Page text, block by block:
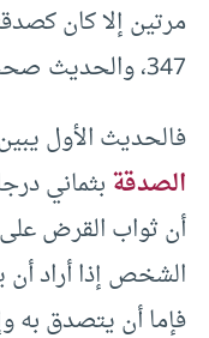
مرتين إلا كان
347، والحديث صححه الشيخ الألباني).
فالحديث الأول
الصدقةبثماني
أن ثواب القرض
الشخص إذا أراد
فإما أن يتصدق به